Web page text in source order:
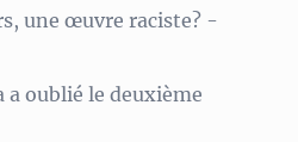
une œuvre raciste? -
a oublié le deuxième